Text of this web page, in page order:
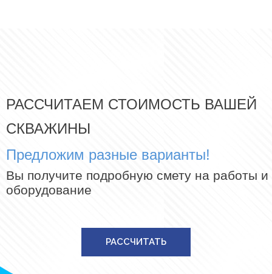
РАССЧИТАЕМ СТОИМОСТЬ ВАШЕЙ
СКВАЖИНЫ
Предложим разные варианты!
Вы получите подробную смету на работы и
оборудование
РАССЧИТАТЬ